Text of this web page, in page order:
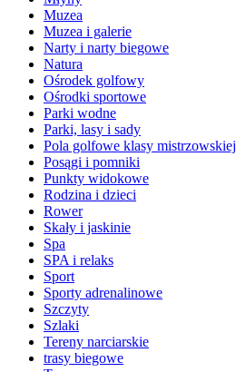
Muzea
Muzea i galerie
Narty i narty biegowe
Natura
Ośrodek golfowy
Ośrodki sportowe
Parki wodne
Parki, lasy i sady
Pola golfowe klasy mistrzowskiej
Posągi i pomniki
Punkty widokowe
Rodzina i dzieci
Rower
Skały i jaskinie
Spa
SPA i relaks
Sport
Sporty adrenalinowe
Szczyty
Szlaki
Tereny narciarskie
trasy biegowe